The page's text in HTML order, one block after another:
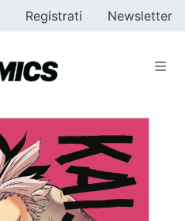
Registrati Newsletter